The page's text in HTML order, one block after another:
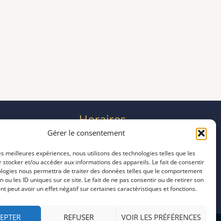
Gérer le consentement
meilleures expériences, nous utilisons des technologies telles que les
stocker et/ou accéder aux informations des appareils. Le fait de consentir
nous permettra de traiter des données telles que le comportement
ou les ID uniques sur ce site. Le fait de ne pas consentir ou de retirer son
peut avoir un effet négatif sur certaines caractéristiques et fonctions.
REFUSER VOIR LES PRÉFÉRENCES
Horaires
mardi 11:00–23:00
jeudi 11:00–23:00
vendredi 11:00–23:00
samedi 11:00–20:00
dimanche 11:00–20:00